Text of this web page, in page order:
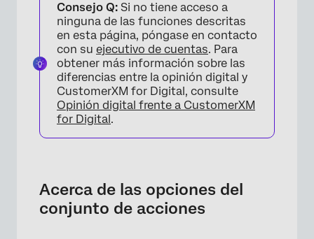
acciones
Opciones de conjunto de acciones
Preguntas frequentes
Consejo Q: Si no tiene acceso a
ninguna de las funciones descritas
en esta página, póngase en contacto
con su ejecutivo de cuentas. Para
obtener más información sobre las
diferencias entre la opinión digital y
CustomerXM for Digital, consulte
Opinión digital frente a CustomerXM
for Digital.
Acerca de las opciones del
conjunto de acciones